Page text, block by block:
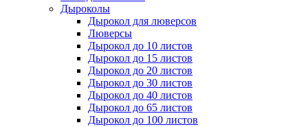
Дыроколы
Дырокол для люверсов
Люверсы
Дырокол до 10 листов
Дырокол до 15 листов
Дырокол до 20 листов
Дырокол до 30 листов
Дырокол до 40 листов
Дырокол до 65 листов
Дырокол до 100 листов